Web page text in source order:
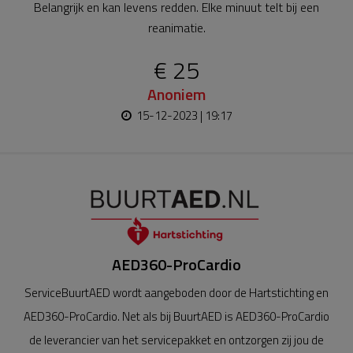
Belangrijk en kan levens redden. Elke minuut telt bij een
reanimatie.
€ 25
Anoniem
15-12-2023 | 19:17
AED360-ProCardio
ServiceBuurtAED wordt aangeboden door de Hartstichting en
AED360-ProCardio. Net als bij BuurtAED is AED360-ProCardio
de leverancier van het servicepakket en ontzorgen zij jou de